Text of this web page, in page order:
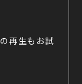
再生もお試